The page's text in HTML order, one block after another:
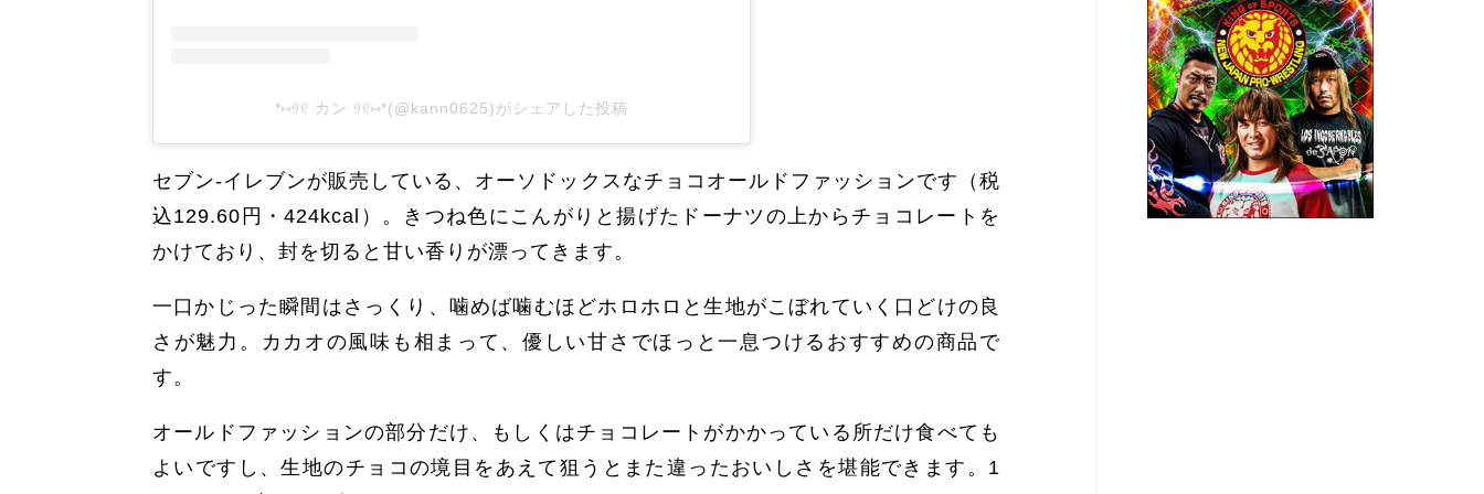
*⑅୨୧ カン ୨୧⑅*(@kann0625)がシェアした投稿
セブン-イレブンが販売している、オーソドックスなチョコオールドファッションです（税
込129.60円・424kcal）。きつね色にこんがりと揚げたドーナツの上からチョコレートを
かけており、封を切ると甘い香りが漂ってきます。
一口かじった瞬間はさっくり、噛めば噛むほどホロホロと生地がこぼれていく口どけの良
さが魅力。カカオの風味も相まって、優しい甘さでほっと一息つけるおすすめの商品で
す。
オールドファッションの部分だけ、もしくはチョコレートがかかっている所だけ食べても
よいですし、生地のチョコの境目をあえて狙うとまた違ったおいしさを堪能できます。1